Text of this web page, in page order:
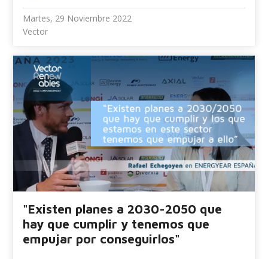
Martes, 29 Noviembre 2022
Vector
"Existen planes a 2030-2050 que
hay que cumplir y tenemos que
empujar por conseguirlos"